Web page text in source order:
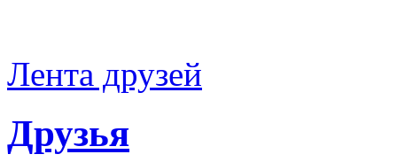
Лента друзей
Друзья